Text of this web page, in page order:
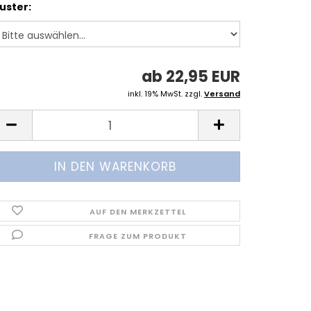
ab 22,95 EUR
inkl. 19% MwSt. zzgl.Versand
AUF DEN MERKZETTEL
FRAGE ZUM PRODUKT